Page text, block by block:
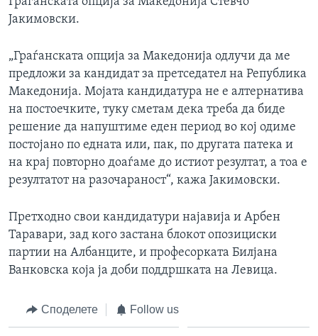
Јакимовски.
„Граѓанската опција за Македонија одлучи да ме
предложи за кандидат за претседател на Република
Македонија. Мојата кандидатура не е алтернатива
на постоечките, туку сметам дека треба да биде
решение да напуштиме еден период во кој одиме
постојано по едната или, пак, по другата патека и
на крај повторно доаѓаме до истиот резултат, а тоа е
резултатот на разочараност“, кажа Јакимовски.
Претходно свои кандидатури најавија и Арбен
Таравари, зад кого застана блокот опозициски
партии на Албанците, и професорката Билјана
Ванковска која ја доби поддршката на Левица.
Споделете Follow us